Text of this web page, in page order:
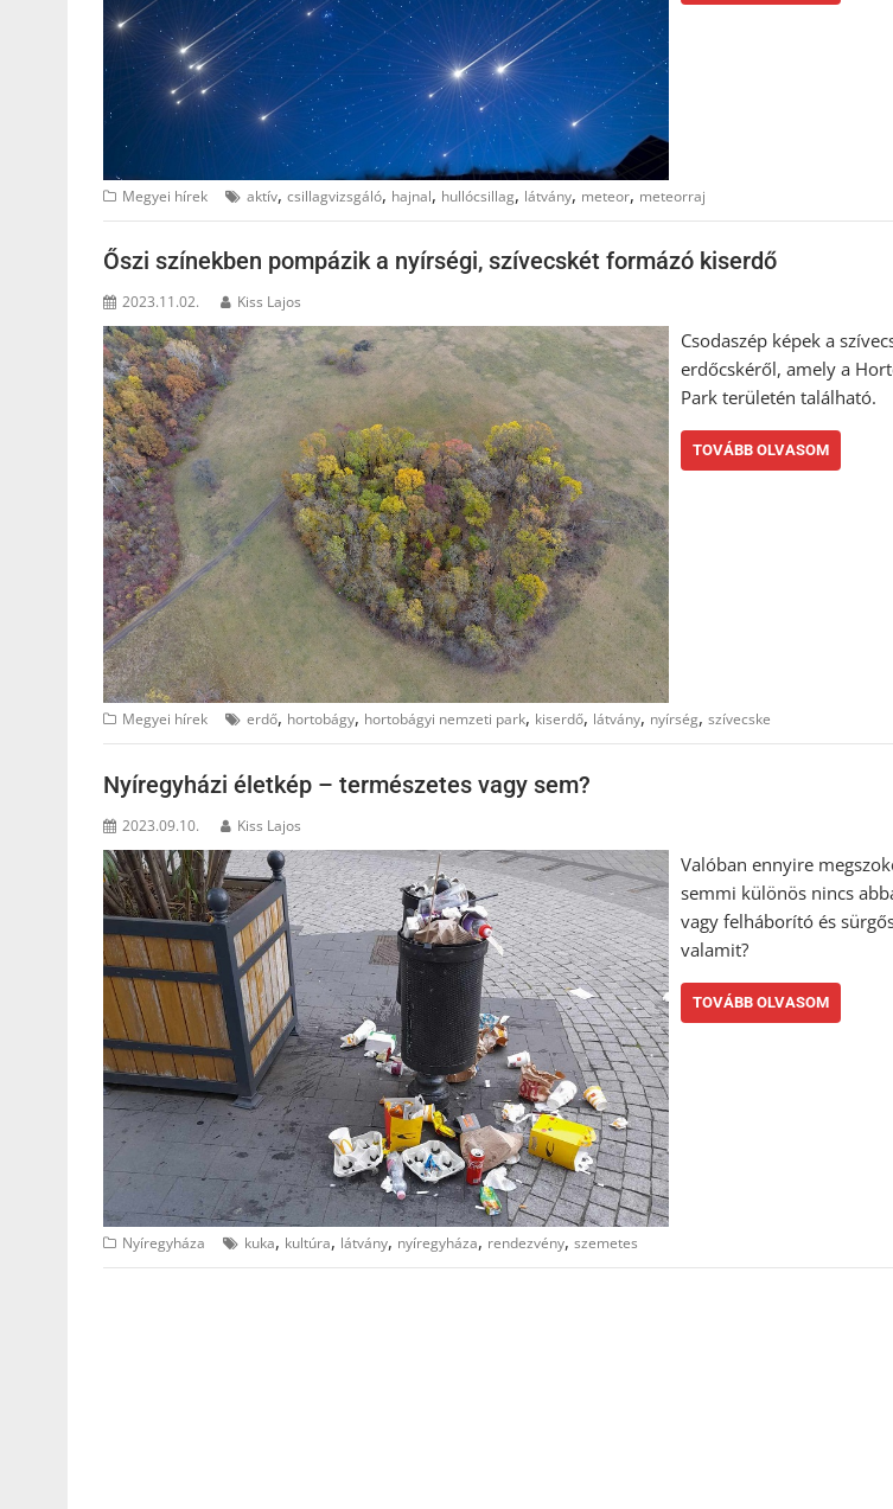
Megyei hírek aktív, csillagvizsgáló, hajnal, hullócsillag, látvány, meteor, meteorraj
Őszi színekben pompázik a nyírségi, szívecskét formázó kiserdő
2023.11.02. Kiss Lajos
Csodaszép képek a
erdőcskéről, amely a
Park területén található.
TOVÁBB OLVASOM
Megyei hírek erdő, hortobágy, hortobágyi nemzeti park, kiserdő, látvány, nyírség, szívecske
Nyíregyházi életkép – természetes vagy sem?
2023.09.10. Kiss Lajos
Valóban ennyire
semmi különös nincs
vagy felháborító és
valamit?
TOVÁBB OLVASOM
Nyíregyháza kuka, kultúra, látvány, nyíregyháza, rendezvény, szemetes